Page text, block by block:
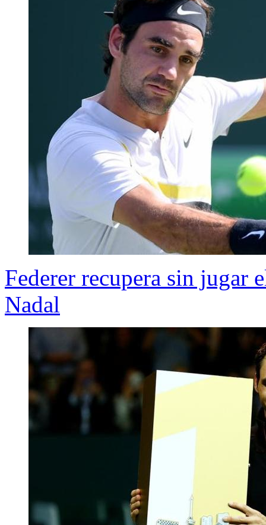
Federer recupera sin jugar
Nadal